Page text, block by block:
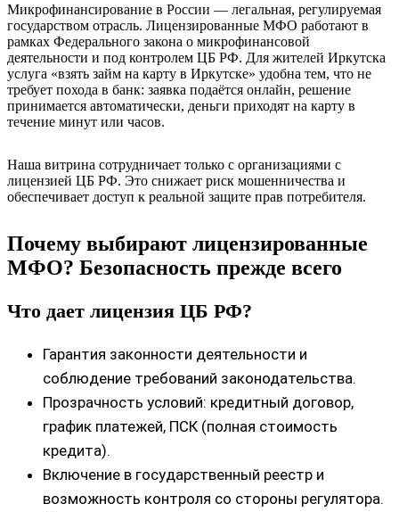
Микрофинансирование в России — легальная, регулируемая
государством отрасль. Лицензированные МФО работают в
рамках Федерального закона о микрофинансовой
деятельности и под контролем ЦБ РФ. Для жителей Иркутска
услуга «взять займ на карту в Иркутске» удобна тем, что не
требует похода в банк: заявка подаётся онлайн, решение
принимается автоматически, деньги приходят на карту в
течение минут или часов.
Наша витрина сотрудничает только с организациями с
лицензией ЦБ РФ. Это снижает риск мошенничества и
обеспечивает доступ к реальной защите прав потребителя.
Почему выбирают лицензированные
МФО? Безопасность прежде всего
Что дает лицензия ЦБ РФ?
Гарантия законности деятельности и
соблюдение требований законодательства.
Прозрачность условий: кредитный договор,
график платежей, ПСК (полная стоимость
кредита).
Включение в государственный реестр и
возможность контроля со стороны регулятора.